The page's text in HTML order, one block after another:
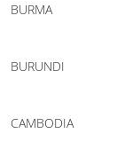
CAMBODIA